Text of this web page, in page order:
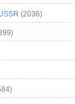
(2036)